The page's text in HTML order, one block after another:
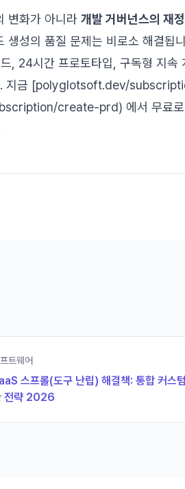
변화가 아니라 개발 거버넌스의 재정
성의 품질 문제는 비로소 해결됩
, 24시간 프로토타입, 구독형 지속
. 지금 [polyglotsoft.dev/
create-prd) 에서 무료로
트웨어
스프롤(도구 난립) 해결책: 통합 커스
전략 2026